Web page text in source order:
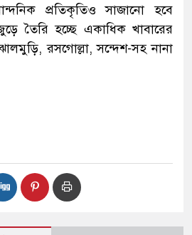
প্রতিকৃতিও সাজানো হবে
তৈরি হচ্ছে একাধিক খাবারের
রসগোল্লা, সন্দেশ-সহ নানা